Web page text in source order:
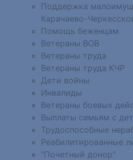
Поддержка
Карачаево-
Помощь беженцам
Ветераны ВОВ
Ветераны труда
Ветераны труда КЧР
Дети войны
Инвалиды
Ветераны боевых
Выплаты семьям с
Трудоспособные
Реабилитированные
"Почетный донор"